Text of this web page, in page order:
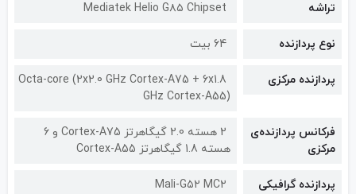
تراشه Mediatek Helio G۸۵ Chipset
نوع پردازنده 64 بیت
پردازنده مرکزی
Octa-core (2x2.0 GHz Cortex-A75 + 6x1.8
GHz Cortex-A55)
فرکانس پردازنده‌ی
مرکزی
2 هسته 2.0 گیگاهرتز Cortex-A75 و 6
هسته 1.8 گیگاهرتز Cortex-A55
پردازنده گرافیکی Mali-G۵۲ MC۲